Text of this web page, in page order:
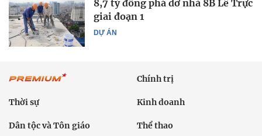
DỰ ÁN
8,7 tỷ đồng phá dỡ nhà 8B Lê Trực
giai đoạn 1
Chính trị
Thời sự Kinh doanh
Dân tộc và Tôn giáo Thể thao